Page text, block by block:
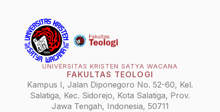
UNIVERSITAS KRISTEN SATYA WACANA
FAKULTAS TEOLOGI
Kampus I, Jalan Diponegoro No. 52-60, Kel.
Salatiga, Kec. Sidorejo, Kota Salatiga, Prov.
Jawa Tengah, Indonesia, 50711